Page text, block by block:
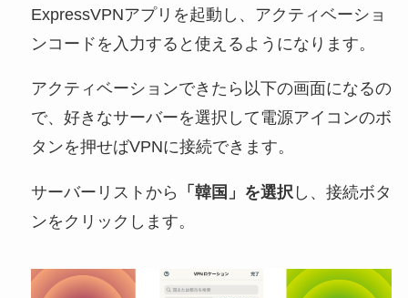
ExpressVPNアプリを起動し、アクティベーショ
ンコードを入力すると使えるようになります。
アクティベーションできたら以下の画面になるの
で、好きなサーバーを選択して電源アイコンのボ
タンを押せばVPNに接続できます。
サーバーリストから 「韓国」を選択し、接続ボタ
ンをクリックします。